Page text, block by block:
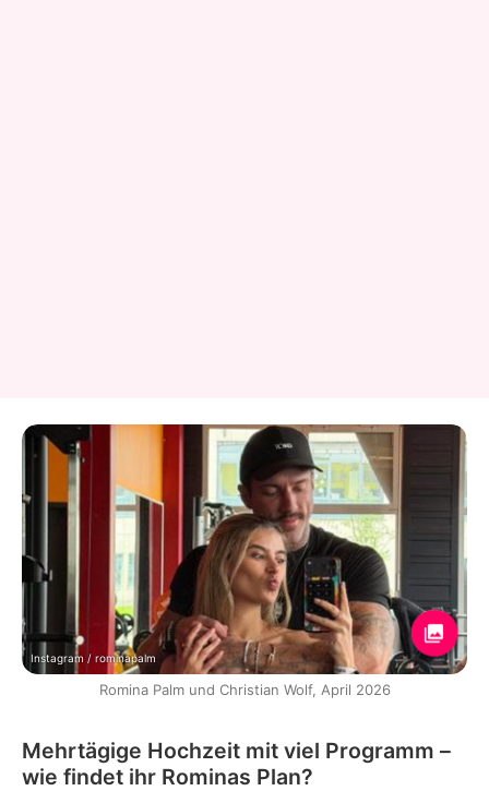
Instagram / rominapalm
Romina Palm und Christian Wolf, April 2026
Mehrtägige Hochzeit mit viel Programm –
wie findet ihr Rominas Plan?